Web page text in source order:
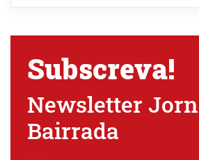
Subscreva!
Newsletter
Bairrada